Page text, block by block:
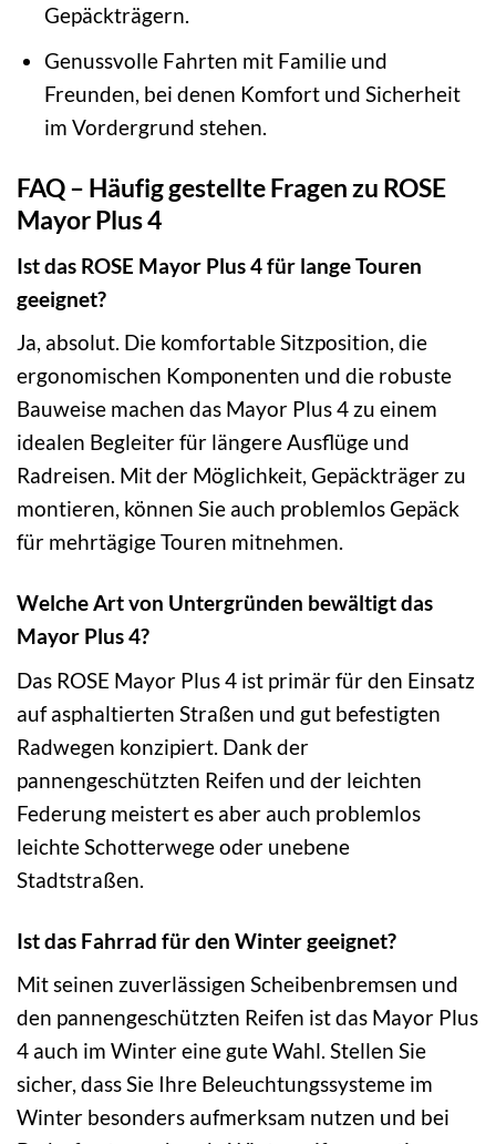
Gepäckträgern.
Genussvolle Fahrten mit Familie und
Freunden, bei denen Komfort und Sicherheit
im Vordergrund stehen.
FAQ – Häufig gestellte Fragen zu ROSE
Mayor Plus 4
Ist das ROSE Mayor Plus 4 für lange Touren
geeignet?
Ja, absolut. Die komfortable Sitzposition, die
ergonomischen Komponenten und die robuste
Bauweise machen das Mayor Plus 4 zu einem
idealen Begleiter für längere Ausflüge und
Radreisen. Mit der Möglichkeit, Gepäckträger zu
montieren, können Sie auch problemlos Gepäck
für mehrtägige Touren mitnehmen.
Welche Art von Untergründen bewältigt das
Mayor Plus 4?
Das ROSE Mayor Plus 4 ist primär für den Einsatz
auf asphaltierten Straßen und gut befestigten
Radwegen konzipiert. Dank der
pannengeschützten Reifen und der leichten
Federung meistert es aber auch problemlos
leichte Schotterwege oder unebene
Stadtstraßen.
Ist das Fahrrad für den Winter geeignet?
Mit seinen zuverlässigen Scheibenbremsen und
den pannengeschützten Reifen ist das Mayor Plus
4 auch im Winter eine gute Wahl. Stellen Sie
sicher, dass Sie Ihre Beleuchtungssysteme im
Winter besonders aufmerksam nutzen und bei